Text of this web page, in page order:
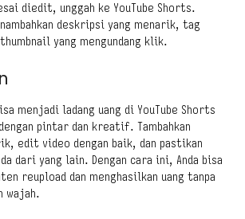
diedit, unggah ke YouTube Shorts.
deskripsi yang menarik, tag
yang mengundang klik.
menjadi ladang uang di YouTube Shorts
pintar dan kreatif. Tambahkan
edit video dengan baik, dan pastikan
dari yang lain. Dengan cara ini, Anda bisa
reupload dan menghasilkan uang tanpa
wajah.